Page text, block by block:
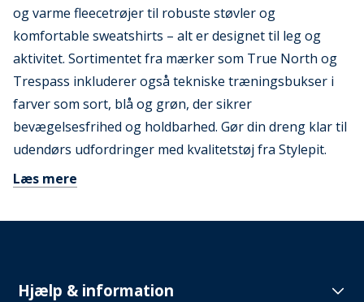
og varme fleecetrøjer til robuste støvler og
komfortable sweatshirts – alt er designet til leg og
aktivitet. Sortimentet fra mærker som True North og
Trespass inkluderer også tekniske træningsbukser i
farver som sort, blå og grøn, der sikrer
bevægelsesfrihed og holdbarhed. Gør din dreng klar til
udendørs udfordringer med kvalitetstøj fra Stylepit.
Læs mere
Hjælp & information